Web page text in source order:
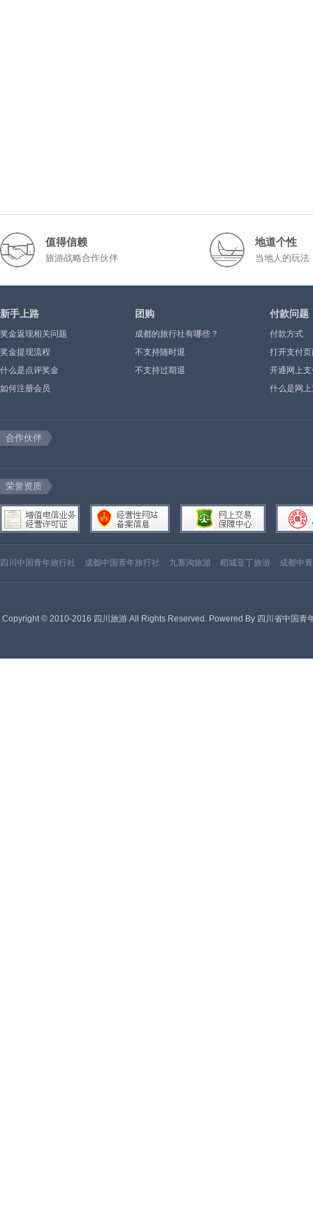
值得信赖
旅游战略合作伙伴
地道个性
当地人的玩法
新手上路
奖金返现相关问题
奖金提现流程
什么是点评奖金
如何注册会员
团购
成都的旅行社有哪些？
不支持随时退
不支持过期退
付款问题
付款方式
打开支付
示”或空白
开通网上
什么是网
合作伙伴
荣誉资质
四川中国青年旅行社 成都中国青年旅行社 九寨沟旅游 稻城亚丁旅游 成都中
Copyright © 2010-2016 四川旅游 All Rights Reserved. Powered By 四川省中国青